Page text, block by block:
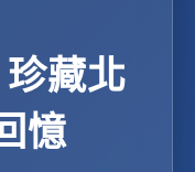
藏北
憶